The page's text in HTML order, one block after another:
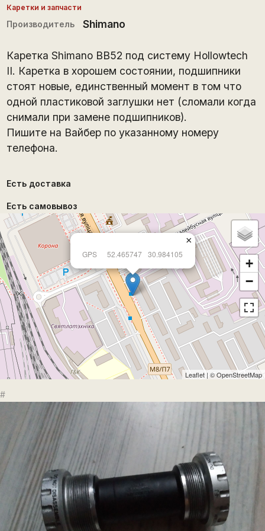
Каретки и запчасти
Производитель Shimano
Каретка Shimano BB52 под систему Hollowtech
II. Каретка в хорошем состоянии, подшипники
стоят новые, единственный момент в том что
одной пластиковой заглушки нет (сломали когда
снимали при замене подшипников).
Пишите на Вайбер по указанному номеру
телефона.
Есть доставка
Есть самовывоз
GPS 52.465747 30.984105
×
+
−
Leaflet | ©OpenStreetMap
#